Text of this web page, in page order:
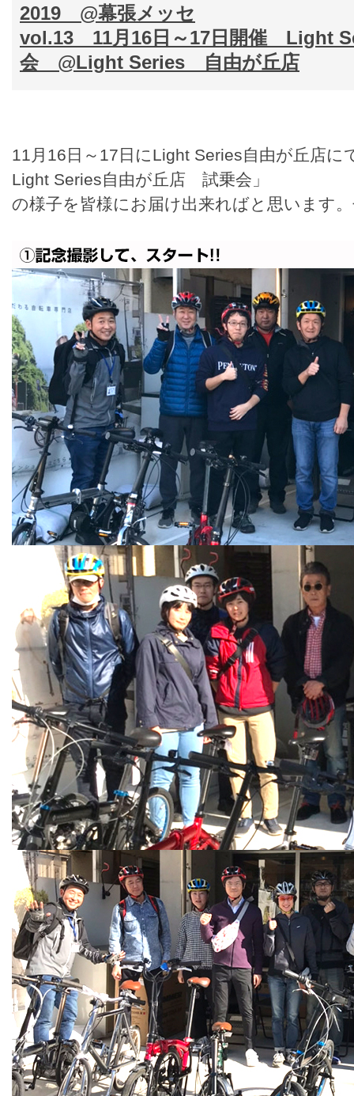
2019 @幕張メッセ
vol.13 11月16日～17日開催 Light
会 @Light Series 自由が丘店
11月16日～17日にLight Series自由が丘店に
Light Series自由が丘店 試乗会」
の様子を皆様にお届け出来ればと思います